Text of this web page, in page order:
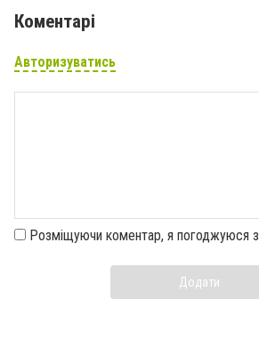
Коментарі
Авторизуватись
Розміщуючи коментар, я погоджуюся з
Додати